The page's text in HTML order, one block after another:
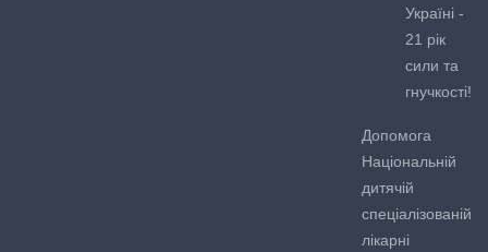
Україні -
21 рік
сили та
гнучкості!
Допомога
Національній
дитячій
спеціалізованій
лікарні